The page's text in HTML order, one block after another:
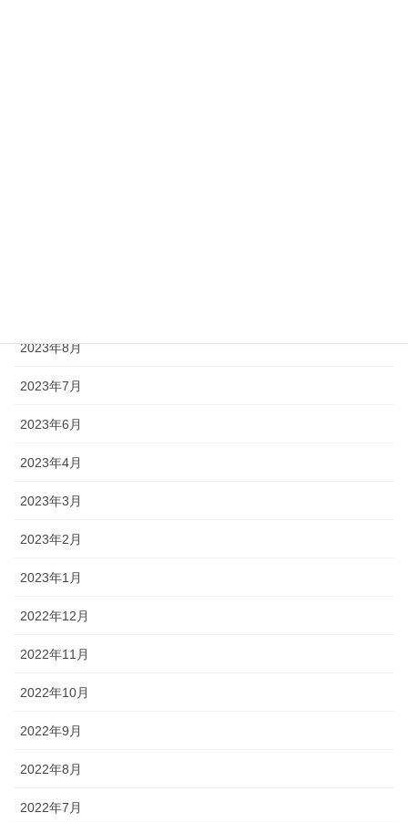
2023年8月
2023年7月
2023年6月
2023年4月
2023年3月
2023年2月
2023年1月
2022年12月
2022年11月
2022年10月
2022年9月
2022年8月
2022年7月